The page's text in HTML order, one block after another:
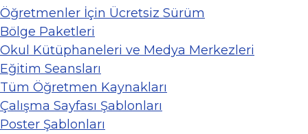
Öğretmenler İçin Ücretsiz Sürüm
Bölge Paketleri
Okul Kütüphaneleri ve Medya Merkezleri
Eğitim Seansları
Tüm Öğretmen Kaynakları
Çalışma Sayfası Şablonları
Poster Şablonları